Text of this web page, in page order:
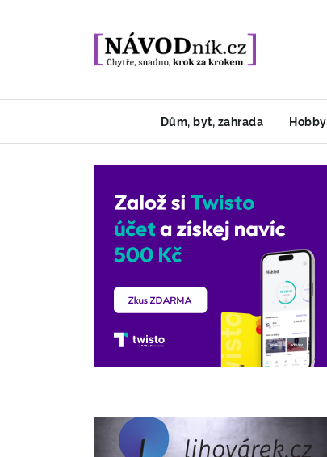
Dům, byt, zahrada Hobby